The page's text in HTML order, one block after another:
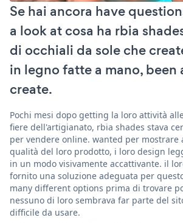
Se hai ancora have
a look at cosa ha rbia
di occhiali da sole che
in legno fatte a mano, been
create.
Pochi mesi dopo getting la loro attività
fiere dell'artigianato, rbia shades stava
per vendere online. wanted per mostrare
qualità del loro prodotto, i loro design
in un modo visivamente accattivante. il
fornito una soluzione adeguata per
many different options prima di trovare
nessuno di loro sembrava far parte del
difficile da usare.